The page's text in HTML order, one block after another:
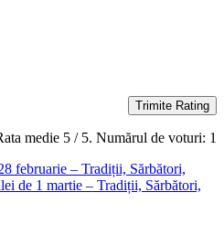
Trimite Rating
medie 5 / 5. Numărul de voturi: 1
februarie – Tradiții, Sărbători,
de 1 martie – Tradiții, Sărbători,